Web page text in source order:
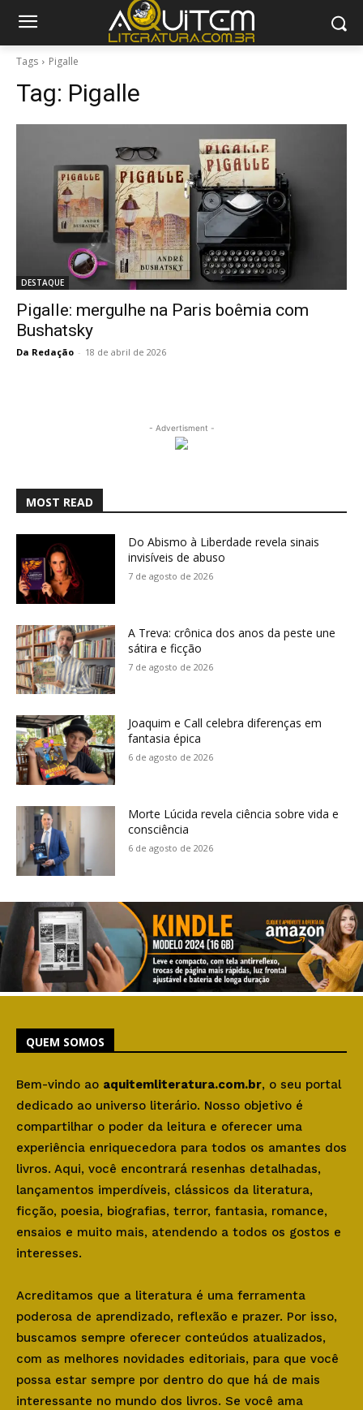
Tags Pigalle
Tag: Pigalle
DESTAQUE
Pigalle: mergulhe na Paris boêmia com
Bushatsky
Da Redação - 18 de abril de 2026
- Advertisment -
MOST READ
Do Abismo à Liberdade revela sinais
invisíveis de abuso
7 de agosto de 2026
A Treva: crônica dos anos da peste une
sátira e ficção
7 de agosto de 2026
Joaquim e Call celebra diferenças em
fantasia épica
6 de agosto de 2026
Morte Lúcida revela ciência sobre vida e
consciência
6 de agosto de 2026
QUEM SOMOS
Bem-vindo ao aquitemliteratura.com.br, o seu portal
dedicado ao universo literário. Nosso objetivo é
compartilhar o poder da leitura e oferecer uma
experiência enriquecedora para todos os amantes dos
livros. Aqui, você encontrará resenhas detalhadas,
lançamentos imperdíveis, clássicos da literatura,
ficção, poesia, biografias, terror, fantasia, romance,
ensaios e muito mais, atendendo a todos os gostos e
interesses.
Acreditamos que a literatura é uma ferramenta
poderosa de aprendizado, reflexão e prazer. Por isso,
buscamos sempre oferecer conteúdos atualizados,
com as melhores novidades editoriais, para que você
possa estar sempre por dentro do que há de mais
interessante no mundo dos livros. Se você ama